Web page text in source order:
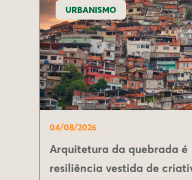
URBANISMO
04/08/2026
Arquitetura da quebrada é
resiliência vestida de